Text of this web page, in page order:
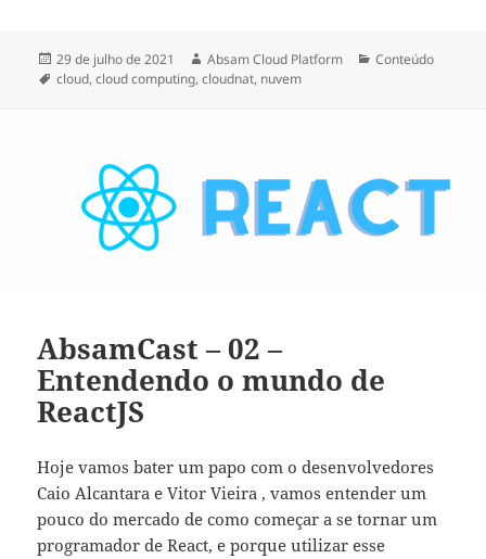
Publicado
em
29 de julho de 2021 Autor
Absam Cloud Platform Categorias
Conteúdo
Tags
cloud,cloud computing,cloudnat, nuvem
AbsamCast – 02 –
Entendendo o mundo de
ReactJS
Hoje vamos bater um papo com o desenvolvedores
Caio Alcantara e Vitor Vieira , vamos entender um
pouco do mercado de como começar a se tornar um
programador de React, e porque utilizar esse